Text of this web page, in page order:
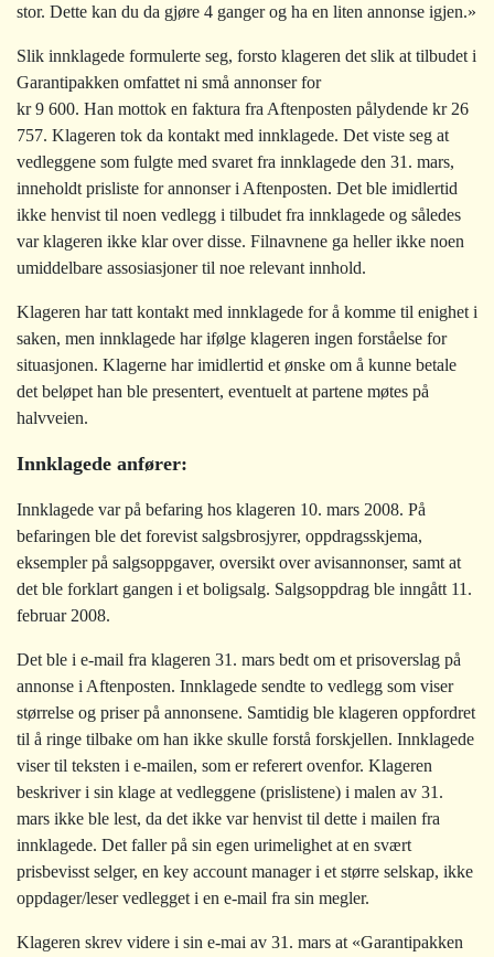
stor. Dette kan du da gjøre 4 ganger og ha en liten annonse igjen.»
Slik innklagede formulerte seg, forsto klageren det slik at tilbudet i
Garantipakken omfattet ni små annonser for
kr 9 600. Han mottok en faktura fra Aftenposten pålydende kr 26
757. Klageren tok da kontakt med innklagede. Det viste seg at
vedleggene som fulgte med svaret fra innklagede den 31. mars,
inneholdt prisliste for annonser i Aftenposten. Det ble imidlertid
ikke henvist til noen vedlegg i tilbudet fra innklagede og således
var klageren ikke klar over disse. Filnavnene ga heller ikke noen
umiddelbare assosiasjoner til noe relevant innhold.
Klageren har tatt kontakt med innklagede for å komme til enighet i
saken, men innklagede har ifølge klageren ingen forståelse for
situasjonen. Klagerne har imidlertid et ønske om å kunne betale
det beløpet han ble presentert, eventuelt at partene møtes på
halvveien.
Innklagede anfører:
Innklagede var på befaring hos klageren 10. mars 2008. På
befaringen ble det forevist salgsbrosjyrer, oppdragsskjema,
eksempler på salgsoppgaver, oversikt over avisannonser, samt at
det ble forklart gangen i et boligsalg. Salgsoppdrag ble inngått 11.
februar 2008.
Det ble i e-mail fra klageren 31. mars bedt om et prisoverslag på
annonse i Aftenposten. Innklagede sendte to vedlegg som viser
størrelse og priser på annonsene. Samtidig ble klageren oppfordret
til å ringe tilbake om han ikke skulle forstå forskjellen. Innklagede
viser til teksten i e-mailen, som er referert ovenfor. Klageren
beskriver i sin klage at vedleggene (prislistene) i malen av 31.
mars ikke ble lest, da det ikke var henvist til dette i mailen fra
innklagede. Det faller på sin egen urimelighet at en svært
prisbevisst selger, en key account manager i et større selskap, ikke
oppdager/leser vedlegget i en e-mail fra sin megler.
Klageren skrev videre i sin e-mai av 31. mars at «Garantipakken